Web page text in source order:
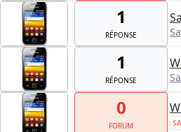
1
RÉPONSE
1
RÉPONSE
0
FORUM